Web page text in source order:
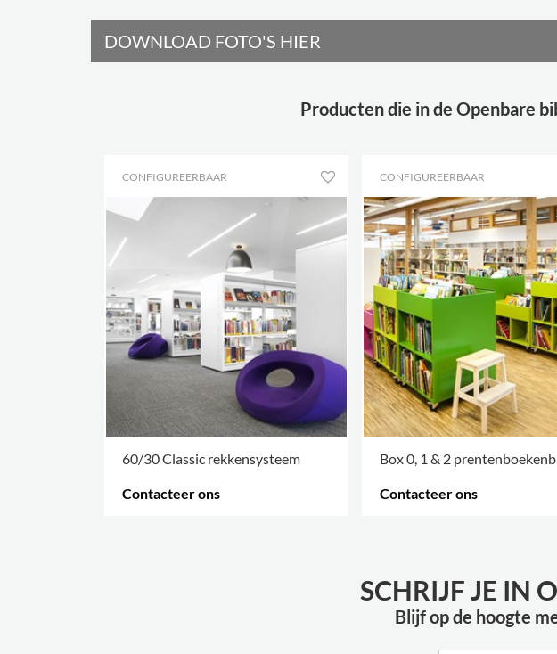
DOWNLOAD FOTO'S HIER
Producten die in de Openbare
CONFIGUREERBAAR
60/30 Classic rekkensysteem
Contacteer ons
CONFIGUREERBAAR
Box 0, 1 & 2
Contacteer ons
SCHRIJF JE IN
Blijf op de hoogte